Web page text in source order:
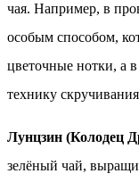
чая. Например, в
особым способом,
цветочные нотки, а
технику
Лунцзин (Колодец
зелёный чай,